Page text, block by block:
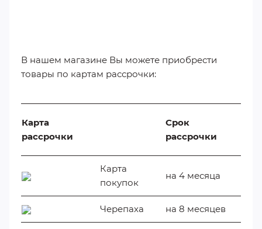
В нашем магазине Вы можете приобрести
товары по картам рассрочки:
Карта
рассрочки
Срок
рассрочки
Карта
покупок
на 4 месяца
Черепаха на 8 месяцев